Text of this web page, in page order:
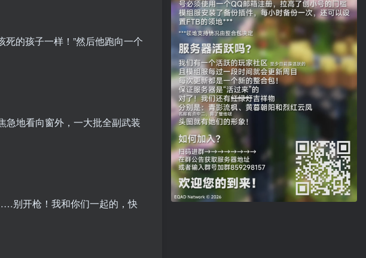
的孩子一样！”然后他跑向一个
急地看向窗外，一大批全副武装
别开枪！我和你们一起的，快